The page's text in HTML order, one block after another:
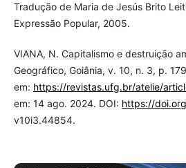
Tradução de Maria de Jesús Brito
Expressão Popular, 2005.
VIANA, N. Capitalismo e destruição
Geográfico, Goiânia, v. 10, n. 3, p.
em: https://revistas.ufg.br/atelie/
em: 14 ago. 2024. DOI: https://
v10i3.44854.